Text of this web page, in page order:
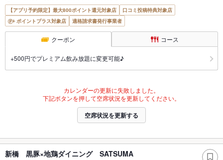
【アプリ予約限定】最大800ポイント還元対象店
口コミ投稿特典対象店
ポイントプラス対象店
適格請求書発行事業者
クーポン コース
+500円でプレミアム飲み放題に変更可能♪
カレンダーの更新に失敗しました。
下記ボタンを押して空席状況を更新してください。
空席状況を更新する
新橋 黒豚×地鶏ダイニング SATSUMA